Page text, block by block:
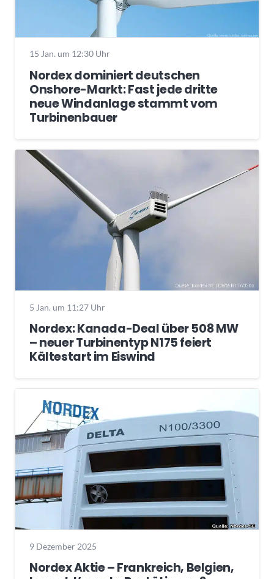
15 Jan. um 12:30 Uhr
Nordex dominiert deutschen
Onshore-Markt: Fast jede dritte
neue Windanlage stammt vom
Turbinenbauer
5 Jan. um 11:27 Uhr
Nordex: Kanada-Deal über 508 MW
– neuer Turbinentyp N175 feiert
Kältestart im Eiswind
9 Dezember 2025
Nordex Aktie – Frankreich, Belgien,